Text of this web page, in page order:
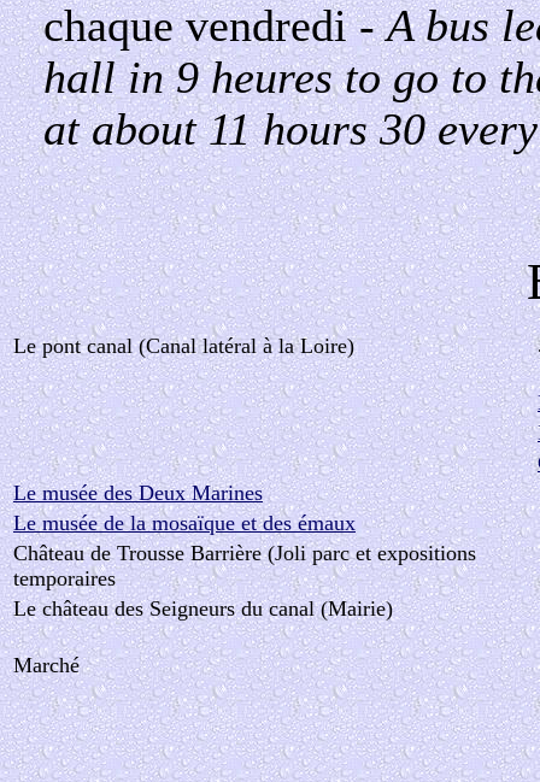
chaque vendredi -A bus
hall in 9 heures to go to
at about 11 hours 30
Le pont canal (Canal latéral à la Loire)
Le musée des Deux Marines
Le musée de la mosaïque et des émaux
Château de Trousse Barrière (Joli parc et expositions
temporaires
Le château des Seigneurs du canal (Mairie)
Marché